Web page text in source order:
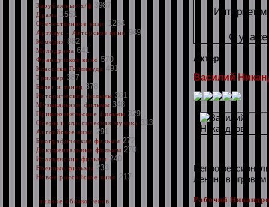
Интернет
С
Актер
Василий
Ленина в игровом
Рабочий
Зарубежные х/ф 3987
Драма 1551
Отечественное кино 1284
Артхаус - Авторское кино 949
Комедия 882
Мелодрама 641
Французское кино 570
Классика Голливуда 491
Триллер 387
Балет и танец 378
Исторические фильмы 361
Музыкальные фильмы 348
Приключенческие фильмы 329
Оперы и классическая музыка 313
Английское кино 291
Биографические фильмы 272
Документальные фильмы 270
Итальянские фильмы 240
Военные фильмы 233
Новое российское кино 217
полное облако тегов